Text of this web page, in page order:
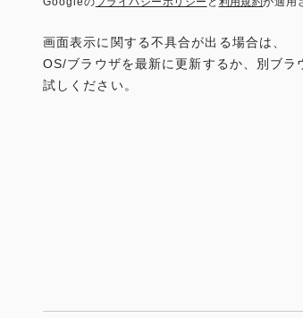
画面表示に関する不具合が出る場合は、
OS/ブラウザを最新に更新するか、別ブラ
試しください。